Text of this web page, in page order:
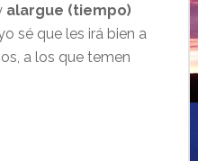
alargue (tiempo)
sé que les irá bien a
a los que temen